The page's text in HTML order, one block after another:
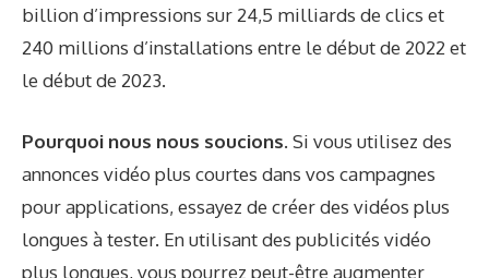
billion d’impressions sur 24,5 milliards de clics et
240 millions d’installations entre le début de 2022 et
le début de 2023.
Pourquoi nous nous soucions. Si vous utilisez des
annonces vidéo plus courtes dans vos campagnes
pour applications, essayez de créer des vidéos plus
longues à tester. En utilisant des publicités vidéo
plus longues, vous pourrez peut-être augmenter